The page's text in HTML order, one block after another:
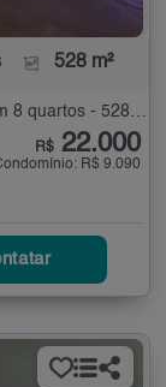
528 m²
R$ 22.000
R$ 9.090